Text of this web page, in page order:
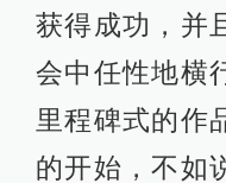
获得成功，并
会中任性地横
里程碑式的作
的开始，不如